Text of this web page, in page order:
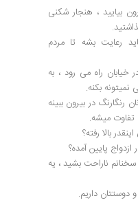
بیایید ، هنجار شکنی
رعایت بشه تا مردم
خیابان راه می رود ، به
بکنه.
در بیرون ببینه
میشه.
بالا رفته؟
ازدواج پایین آمده؟
سخنانم ناراحت بشید ، یه
دوستتان داریم.